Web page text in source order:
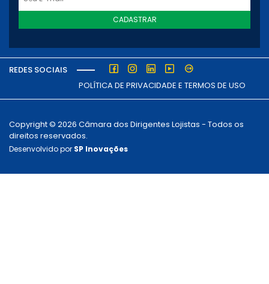
CADASTRAR
REDES SOCIAIS
POLÍTICA DE PRIVACIDADE E TERMOS DE USO
Copyright © 2026 Câmara dos Dirigentes Lojistas - Todos os
direitos reservados.
Desenvolvido por SP Inovações